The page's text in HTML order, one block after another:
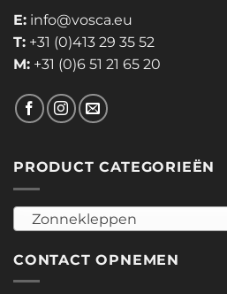
E: info@vosca.eu
T: +31 (0)413 29 35 52
M: +31 (0)6 51 21 65 20
PRODUCT CATEGORIEËN
Zonnekleppen
CONTACT OPNEMEN